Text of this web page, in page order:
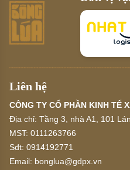
Liên hệ
CÔNG TY CỔ PHẦN KINH TẾ
Địa chỉ: Tầng 3, nhà A1, 101
MST: 0111263766
Sđt: 0914192771
Email: bonglua@gdpx.vn